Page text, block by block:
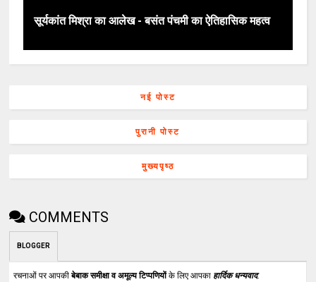
सूर्यकांत मिश्रा का आलेख - बसंत पंचमी का ऐतिहासिक महत्व
नई पोस्ट
पुरानी पोस्ट
मुख्यपृष्ठ
COMMENTS
BLOGGER
रचनाओं पर आपकीबेबाक समीक्षा व अमूल्य टिप्पणियोंके लिए आपका हार्दिक धन्यवाद.